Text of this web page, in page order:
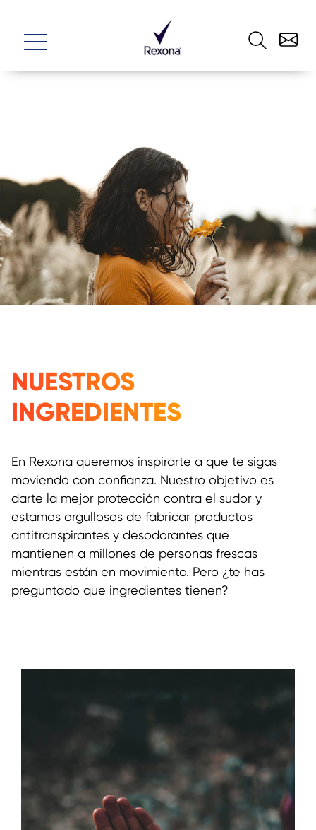
NUESTROS
INGREDIENTES
En Rexona queremos inspirarte a que te sigas
moviendo con confianza. Nuestro objetivo es
darte la mejor protección contra el sudor y
estamos orgullosos de fabricar productos
antitranspirantes y desodorantes que
mantienen a millones de personas frescas
mientras están en movimiento. Pero ¿te has
preguntado que ingredientes tienen?